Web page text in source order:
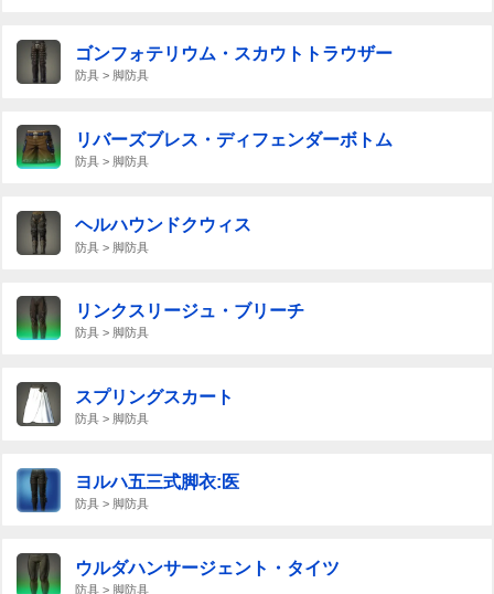
ゴンフォテリウム・スカウトトラウザー
防具 > 脚防具
リバーズブレス・ディフェンダーボトム
防具 > 脚防具
ヘルハウンドクウィス
防具 > 脚防具
リンクスリージュ・ブリーチ
防具 > 脚防具
スプリングスカート
防具 > 脚防具
ヨルハ五三式脚衣:医
防具 > 脚防具
ウルダハンサージェント・タイツ
防具 > 脚防具